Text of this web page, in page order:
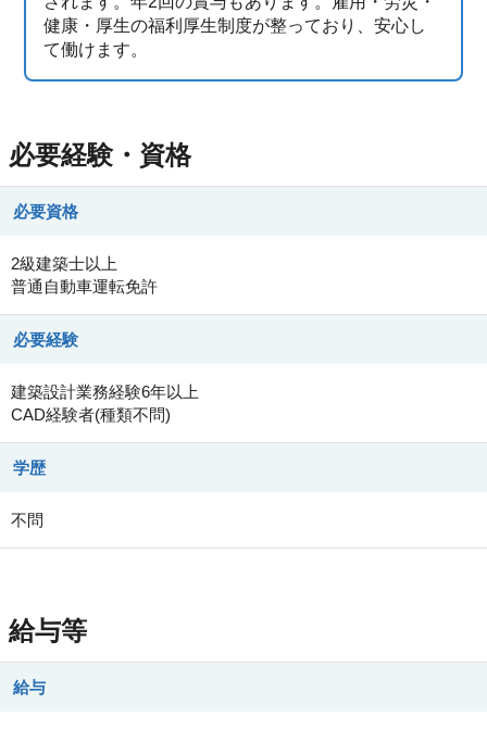
健康・厚生の福利厚生制度が整っており、安心し
て働けます。
必要経験・資格
必要資格
2級建築士以上
普通自動車運転免許
必要経験
建築設計業務経験6年以上
CAD経験者(種類不問)
学歴
不問
給与等
給与